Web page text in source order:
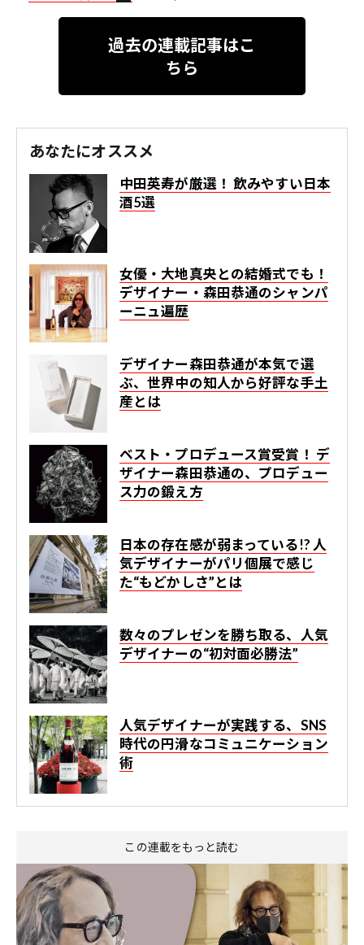
過去の連載記事はこ
ちら
あなたにオススメ
中田英寿が厳選！ 飲みやすい日本
酒5選
女優・大地真央との結婚式でも！
デザイナー・森田恭通のシャンパ
ーニュ遍歴
デザイナー森田恭通が本気で選
ぶ、世界中の知人から好評な手土
産とは
ベスト・プロデュース賞受賞！ デ
ザイナー森田恭通の、プロデュー
ス力の鍛え方
日本の存在感が弱まっている!? 人
気デザイナーがパリ個展で感じ
た“もどかしさ”とは
数々のプレゼンを勝ち取る、人気
デザイナーの“初対面必勝法”
人気デザイナーが実践する、SNS
時代の円滑なコミュニケーション
術
この連載をもっと読む